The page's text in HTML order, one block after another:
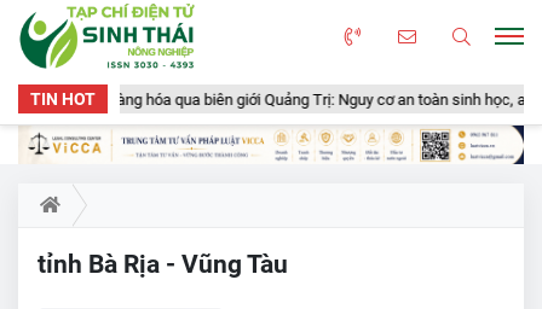
TIN HOT
gần 50 tấn hàng hóa qua biên giới Quảng Trị: Nguy cơ an toàn sinh học, an
tỉnh Bà Rịa - Vũng Tàu